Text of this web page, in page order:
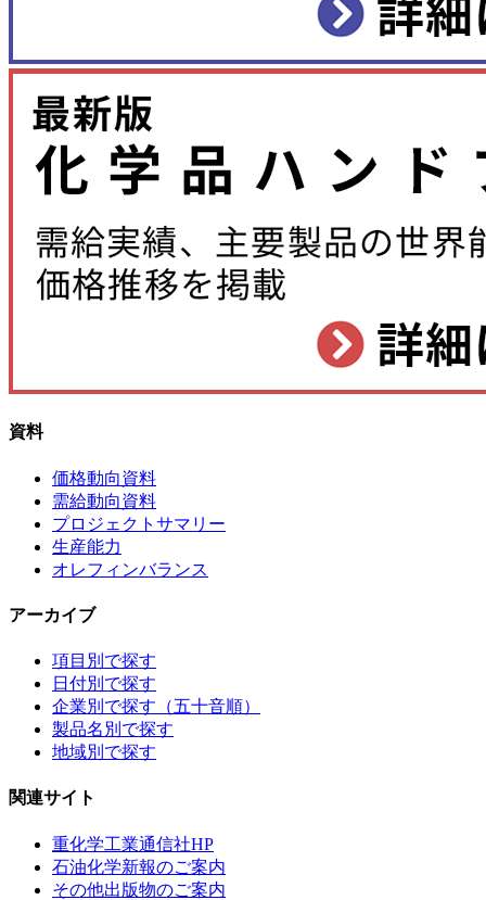
資料
価格動向資料
需給動向資料
プロジェクトサマリー
生産能力
オレフィンバランス
アーカイブ
項目別で探す
日付別で探す
企業別で探す（五十音順）
製品名別で探す
地域別で探す
関連サイト
重化学工業通信社HP
石油化学新報のご案内
その他出版物のご案内